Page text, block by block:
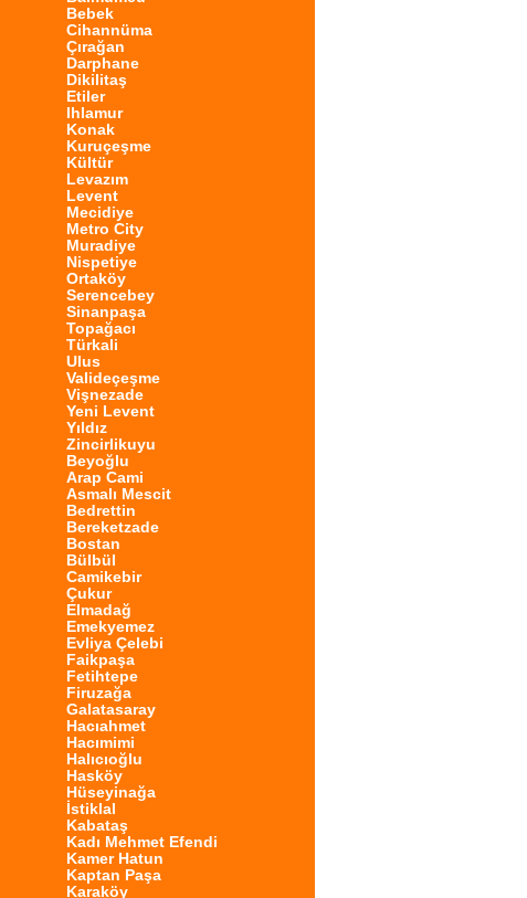
Bebek
Cihannüma
Çırağan
Darphane
Dikilitaş
Etiler
Ihlamur
Konak
Kuruçeşme
Kültür
Levazım
Levent
Mecidiye
Metro City
Muradiye
Nispetiye
Ortaköy
Serencebey
Sinanpaşa
Topağacı
Türkali
Ulus
Valideçeşme
Vişnezade
Yeni Levent
Yıldız
Zincirlikuyu
Beyoğlu
Arap Cami
Asmalı Mescit
Bedrettin
Bereketzade
Bostan
Bülbül
Camikebir
Çukur
Elmadağ
Emekyemez
Evliya Çelebi
Faikpaşa
Fetihtepe
Firuzağa
Galatasaray
Hacıahmet
Hacımimi
Halıcıoğlu
Hasköy
Hüseyinağa
İstiklal
Kabataş
Kadı Mehmet Efendi
Kamer Hatun
Kaptan Paşa
Karaköy